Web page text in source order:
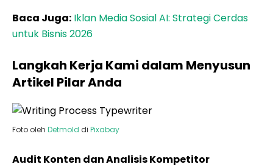
Baca Juga: Iklan Media Sosial AI: Strategi Cerdas
untuk Bisnis 2026
Langkah Kerja Kami dalam Menyusun
Artikel Pilar Anda
Foto oleh Detmold di Pixabay
Audit Konten dan Analisis Kompetitor